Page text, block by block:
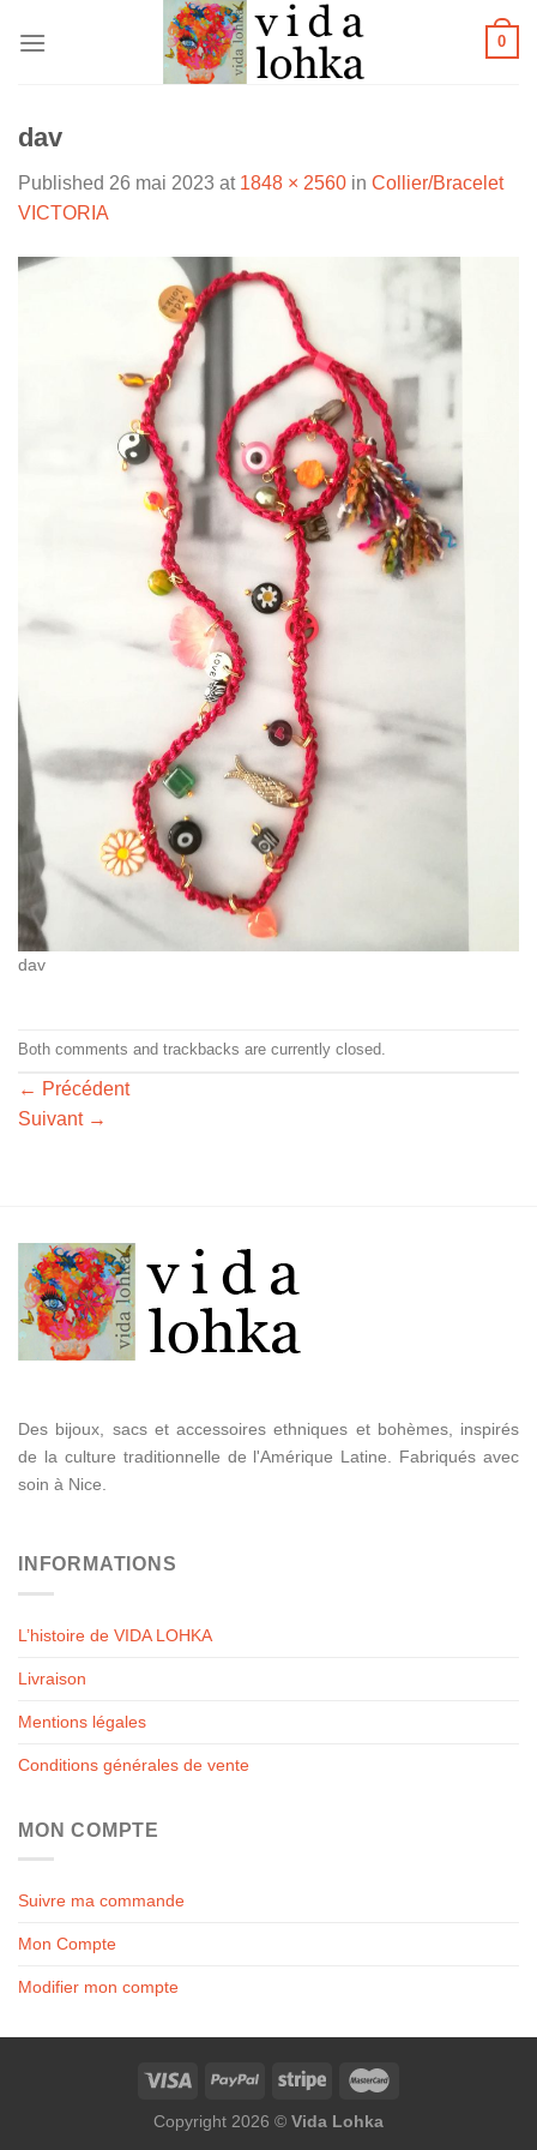
0
dav
Published 26 mai 2023 at 1848 × 2560 in Collier/Bracelet
VICTORIA
dav
Both comments and trackbacks are currently closed.
← Précédent
Suivant →
Des bijoux, sacs et accessoires ethniques et bohèmes, inspirés
de la culture traditionnelle de l'Amérique Latine. Fabriqués avec
soin à Nice.
INFORMATIONS
L’histoire de VIDA LOHKA
Livraison
Mentions légales
Conditions générales de vente
MON COMPTE
Suivre ma commande
Mon Compte
Modifier mon compte
Copyright 2026 © Vida Lohka